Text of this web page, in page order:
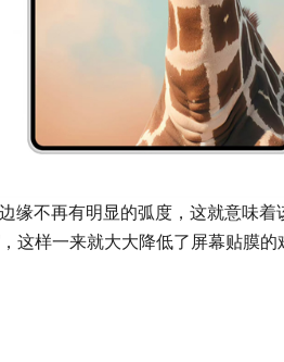
缘不再有明显的弧度，这就意味着
这样一来就大大降低了屏幕贴膜的